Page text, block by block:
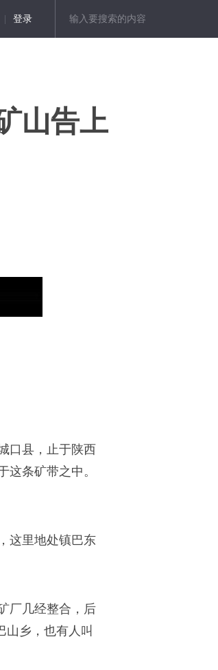
登录
山告上
口县，止于陕西
条矿带之中。
这里地处镇巴东
厂几经整合，后
山乡，也有人叫